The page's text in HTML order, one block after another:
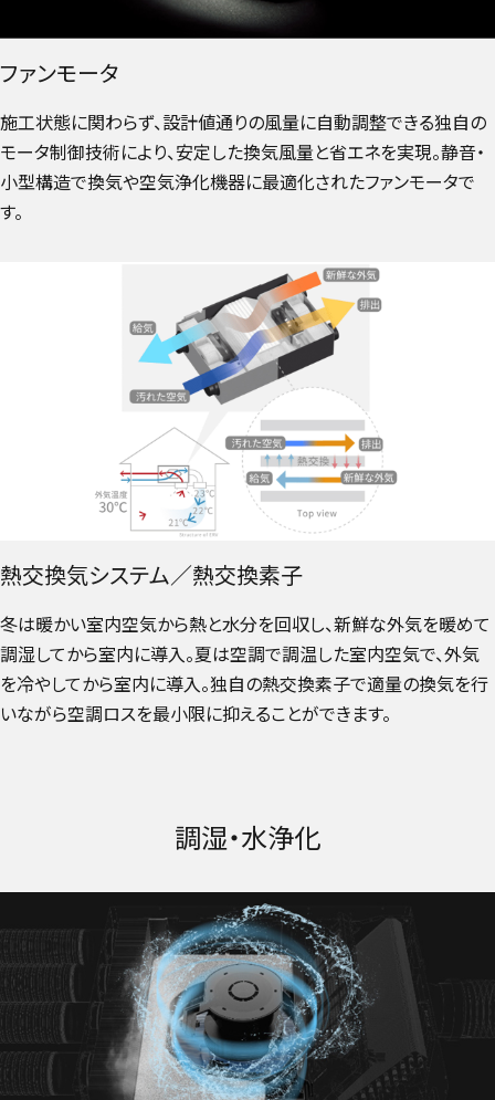
ファンモータ
施工状態に関わらず、設計値通りの風量に自動調整できる独自の
モータ制御技術により、安定した換気風量と省エネを実現。静音・
小型構造で換気や空気浄化機器に最適化されたファンモータで
す。
熱交換気システム／熱交換素子
冬は暖かい室内空気から熱と水分を回収し、新鮮な外気を暖めて
調湿してから室内に導入。夏は空調で調温した室内空気で、外気
を冷やしてから室内に導入。独自の熱交換素子で適量の換気を行
いながら空調ロスを最小限に抑えることができます。
調湿・水浄化